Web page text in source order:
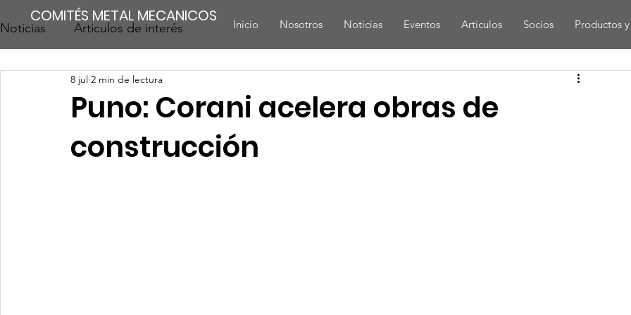
COMITÉS METAL MECANICOS Inicio Nosotros Noticias Eventos Articulos Socios Productos
Noticias Articulos de interés
Puno: Corani acelera obras de
construcción
8 jul 2 min de lectura